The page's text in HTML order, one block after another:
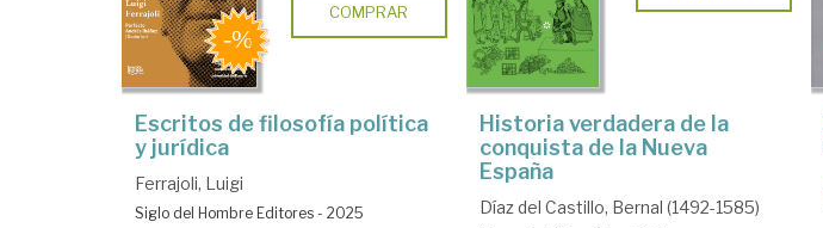
COMPRAR
Escritos de filosofía política
y jurídica
Ferrajoli, Luigi
Siglo del Hombre Editores - 2025
Historia verdadera de la
conquista de la Nueva
España
Díaz del Castillo, Bernal (1492-1585)